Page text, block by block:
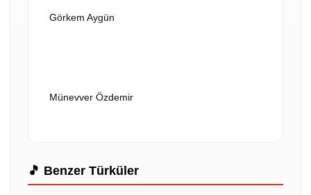
Görkem Aygün
Münevver Özdemir
🎵 Benzer Türküler